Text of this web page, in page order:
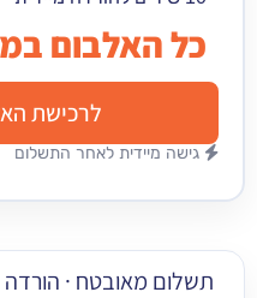
במחיר
לרכישת האלבום
לאחר התשלום
מאובטח · הורדה מיידית ·